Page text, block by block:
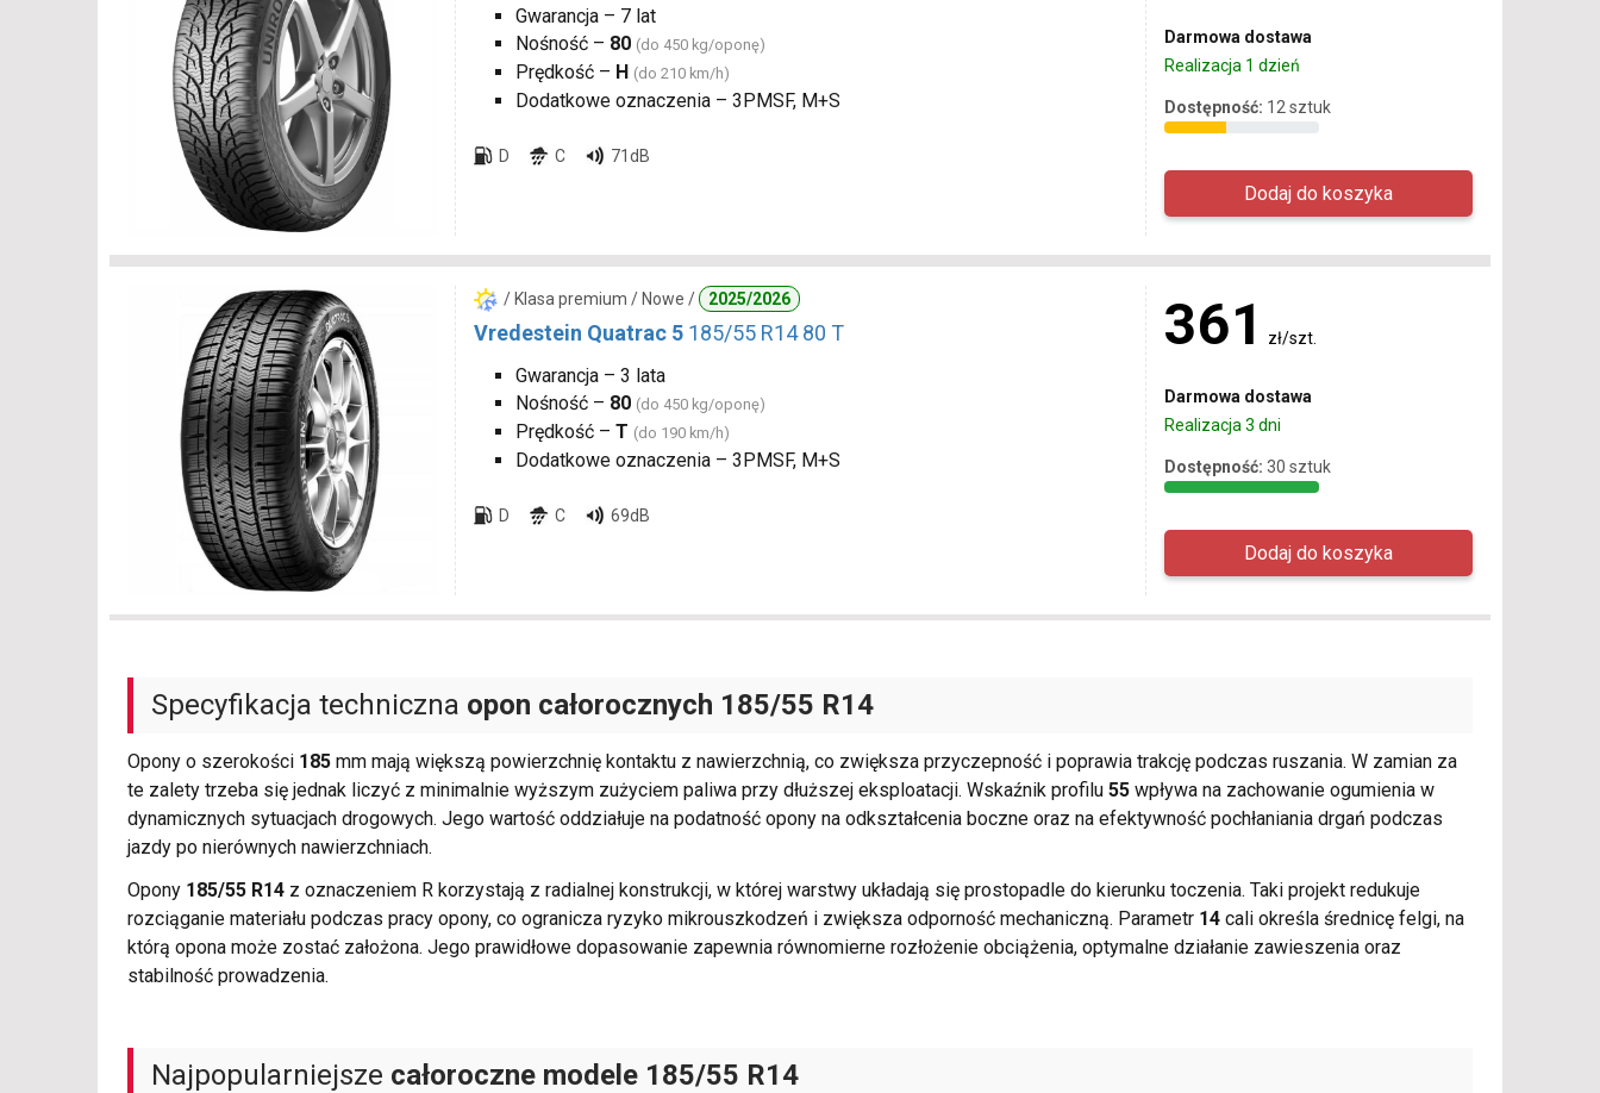
Gwarancja – 7 lat
Nośność – 80 (do 450 kg/oponę)
Prędkość – H (do 210 km/h)
Dodatkowe oznaczenia – 3PMSF, M+S
D C 71dB
Darmowa dostawa
Realizacja 1 dzień
Dostępność: 12 sztuk
/ Klasa premium / Nowe / 2025/2026
Vredestein Quatrac 5 185/55 R14 80 T
Gwarancja – 3 lata
Nośność – 80 (do 450 kg/oponę)
Prędkość – T (do 190 km/h)
Dodatkowe oznaczenia – 3PMSF, M+S
D C 69dB
361 zł/szt.
Darmowa dostawa
Realizacja 3 dni
Dostępność: 30 sztuk
Specyfikacja techniczna opon całorocznych 185/55 R14
Opony o szerokości 185 mm mają większą powierzchnię kontaktu z nawierzchnią, co zwiększa przyczepność i poprawia trakcję podczas ruszania. W zamian za
te zalety trzeba się jednak liczyć z minimalnie wyższym zużyciem paliwa przy dłuższej eksploatacji. Wskaźnik profilu 55 wpływa na zachowanie ogumienia w
dynamicznych sytuacjach drogowych. Jego wartość oddziałuje na podatność opony na odkształcenia boczne oraz na efektywność pochłaniania drgań podczas
jazdy po nierównych nawierzchniach.
Opony 185/55 R14 z oznaczeniem R korzystają z radialnej konstrukcji, w której warstwy układają się prostopadle do kierunku toczenia. Taki projekt redukuje
rozciąganie materiału podczas pracy opony, co ogranicza ryzyko mikrouszkodzeń i zwiększa odporność mechaniczną. Parametr 14 cali określa średnicę felgi, na
którą opona może zostać założona. Jego prawidłowe dopasowanie zapewnia równomierne rozłożenie obciążenia, optymalne działanie zawieszenia oraz
stabilność prowadzenia.
Najpopularniejsze całoroczne modele 185/55 R14